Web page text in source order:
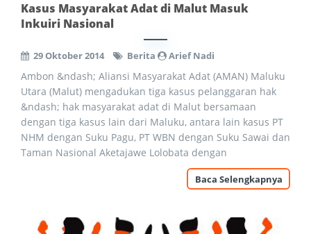
Kasus Masyarakat Adat di Malut Masuk
Inkuiri Nasional
29 Oktober 2014 Berita Arief Nadi
Ambon &ndash; Aliansi Masyarakat Adat (AMAN) Maluku
Utara (Malut) mengadukan tiga kasus pelanggaran hak
&ndash; hak masyarakat adat di Malut bersamaan
dengan tiga kasus lain dari Maluku, antara lain kasus PT
NHM dengan Suku Pagu, PT WBN dengan Suku Sawai dan
Taman Nasional Aketajawe Lolobata dengan
Baca Selengkapnya